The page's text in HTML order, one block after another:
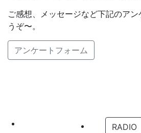
ご感想、メッセージなど下記のア
うぞ〜。
アンケートフォーム
RADIO